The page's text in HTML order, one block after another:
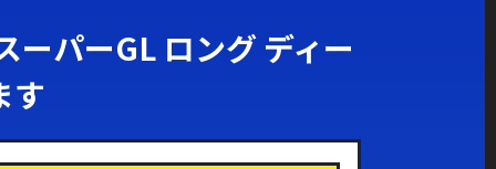
パーGL ロング ディー
す